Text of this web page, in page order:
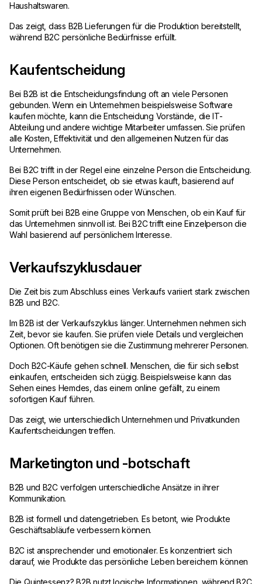
Haushaltswaren.
Das zeigt, dass B2B Lieferungen für die Produktion bereitstellt,
während B2C persönliche Bedürfnisse erfüllt.
Kaufentscheidung
Bei B2B ist die Entscheidungsfindung oft an viele Personen
gebunden. Wenn ein Unternehmen beispielsweise Software
kaufen möchte, kann die Entscheidung Vorstände, die IT-
Abteilung und andere wichtige Mitarbeiter umfassen. Sie prüfen
alle Kosten, Effektivität und den allgemeinen Nutzen für das
Unternehmen.
Bei B2C trifft in der Regel eine einzelne Person die Entscheidung.
Diese Person entscheidet, ob sie etwas kauft, basierend auf
ihren eigenen Bedürfnissen oder Wünschen.
Somit prüft bei B2B eine Gruppe von Menschen, ob ein Kauf für
das Unternehmen sinnvoll ist. Bei B2C trifft eine Einzelperson die
Wahl basierend auf persönlichem Interesse.
Verkaufszyklusdauer
Die Zeit bis zum Abschluss eines Verkaufs variiert stark zwischen
B2B und B2C.
Im B2B ist der Verkaufszyklus länger. Unternehmen nehmen sich
Zeit, bevor sie kaufen. Sie prüfen viele Details und vergleichen
Optionen. Oft benötigen sie die Zustimmung mehrerer Personen.
Doch B2C-Käufe gehen schnell. Menschen, die für sich selbst
einkaufen, entscheiden sich zügig. Beispielsweise kann das
Sehen eines Hemdes, das einem online gefällt, zu einem
sofortigen Kauf führen.
Das zeigt, wie unterschiedlich Unternehmen und Privatkunden
Kaufentscheidungen treffen.
Marketington und -botschaft
B2B und B2C verfolgen unterschiedliche Ansätze in ihrer
Kommunikation.
B2B ist formell und datengetrieben. Es betont, wie Produkte
Geschäftsabläufe verbessern können.
B2C ist ansprechender und emotionaler. Es konzentriert sich
darauf, wie Produkte das persönliche Leben bereichern können
Die Quintessenz? B2B nutzt logische Informationen, während B2C